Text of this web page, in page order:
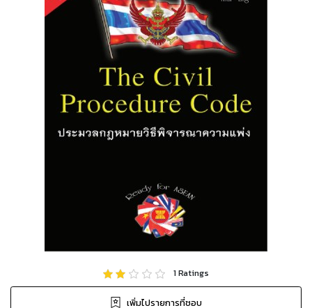
1Ratings
เพิ่มไปรายการที่ชอบ